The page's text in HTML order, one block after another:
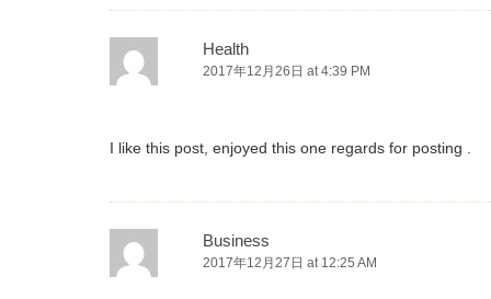
Health
2017年12月26日 at 4:39 PM
I like this post, enjoyed this one regards for posting .
Business
2017年12月27日 at 12:25 AM